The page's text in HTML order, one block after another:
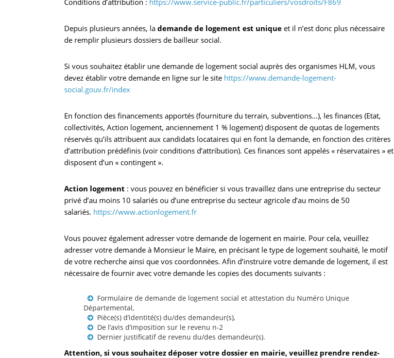
Conditions d’attribution : https://www.service-public.fr/particuliers/vosdroits/F869
Depuis plusieurs années, la demande de logement est unique et il n’est donc plus nécessaire
de remplir plusieurs dossiers de bailleur social.
Si vous souhaitez établir une demande de logement social auprès des organismes HLM, vous
devez établir votre demande en ligne sur le site https://www.demande-logement-
social.gouv.fr/index
En fonction des financements apportés (fourniture du terrain, subventions…), les finances (Etat,
collectivités, Action logement, anciennement 1 % logement) disposent de quotas de logements
réservés qu’ils attribuent aux candidats locataires qui en font la demande, en fonction des critères
d’attribution prédéfinis (voir conditions d’attribution). Ces finances sont appelés « réservataires » et
disposent d’un « contingent ».
Action logement : vous pouvez en bénéficier si vous travaillez dans une entreprise du secteur
privé d’au moins 10 salariés ou d’une entreprise du secteur agricole d’au moins de 50
salariés. https://www.actionlogement.fr
Vous pouvez également adresser votre demande de logement en mairie. Pour cela, veuillez
adresser votre demande à Monsieur le Maire, en précisant le type de logement souhaité, le motif
de votre recherche ainsi que vos coordonnées. Afin d’instruire votre demande de logement, il est
nécessaire de fournir avec votre demande les copies des documents suivants :
Formulaire de demande de logement social et attestation du Numéro Unique
Départemental,
Pièce(s) d’identité(s) du/des demandeur(s),
De l’avis d’imposition sur le revenu n-2
Dernier justificatif de revenu du/des demandeur(s).
Attention, si vous souhaitez déposer votre dossier en mairie, veuillez prendre rendez-